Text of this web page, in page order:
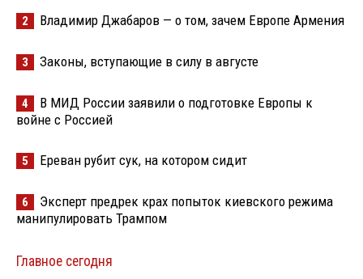
2 Владимир Джабаров — о том, зачем Европе Армения
3 Законы, вступающие в силу в августе
4
В МИД России заявили о подготовке Европы к
войне с Россией
5 Ереван рубит сук, на котором сидит
6
Эксперт предрек крах попыток киевского режима
манипулировать Трампом
Главное сегодня